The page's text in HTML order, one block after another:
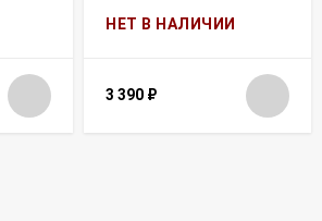
НЕТ В НАЛИЧИИ
3 390 ₽